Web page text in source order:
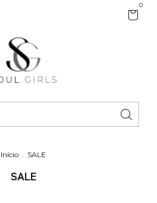
0
Início . SALE
SALE